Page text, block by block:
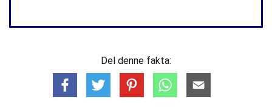
Del denne fakta: